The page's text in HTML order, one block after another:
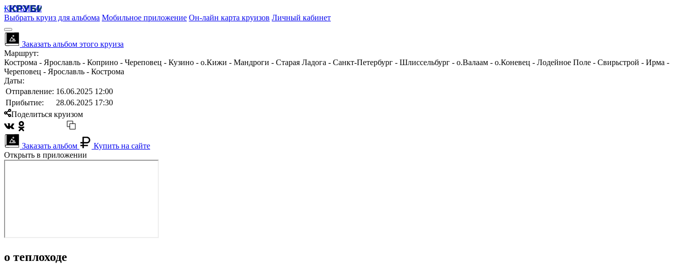
КРУБИСС
Выбрать круиз для альбома Мобильное приложение Он-лайн карта круизов Личный кабинет
Заказать альбом этого круиза
Маршрут:
Кострома - Ярославль - Коприно - Череповец - Кузино - о.Кижи - Мандроги - Старая Ладога - Санкт-Петербург - Шлиссельбург - о.Валаам - о.Коневец - Лодейное Поле - Свирьстрой - Ирма -
Череповец - Ярославль - Кострома
Даты:
Отправление: 16.06.2025 12:00
Прибытие:
28.06.2025 17:30
Поделиться круизом
Заказать альбом
Купить на сайте
Открыть в приложении
о теплоходе